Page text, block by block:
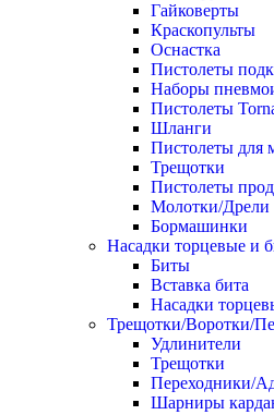
Гайковерты
Краскопульты
Оснастка
Пистолеты
Наборы
Пистолеты
Шланги
Пистолеты для
Трещотки
Пистолеты
Молотки/Дрели
Бормашинки
Насадки торцевые и
Биты
Вставка бита
Насадки
Трещотки/Воротки/
Удлинители
Трещотки
Переходники/
Шарниры